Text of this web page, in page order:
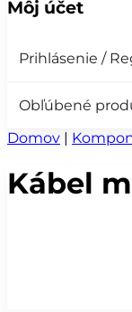
Môj účet
Prihlásenie /
Obľúbené
Domov |
Kábel